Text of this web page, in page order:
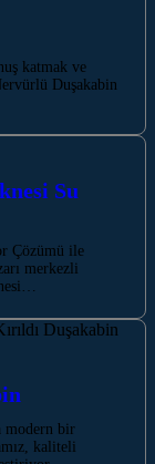
katmak ve
Duşakabin
Su
Çözümü ile
merkezli
modern bir
kaliteli